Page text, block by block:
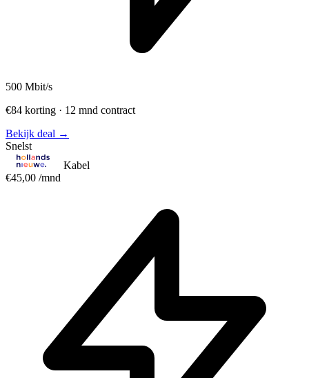
500 Mbit/s
€84 korting · 12 mnd contract
Bekijk deal →
Snelst
Kabel
€45,00 /mnd